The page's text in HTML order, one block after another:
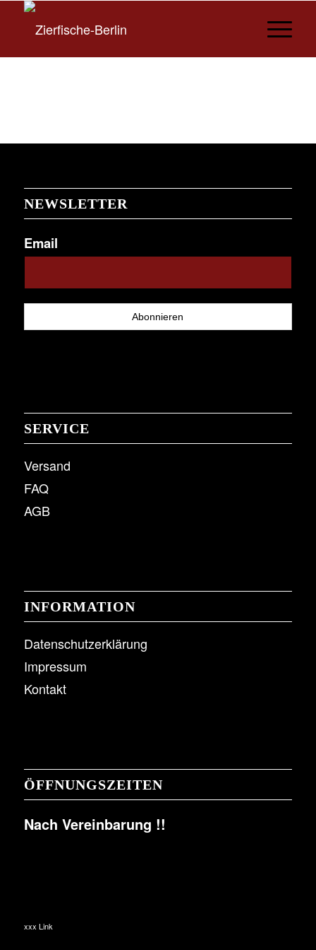
NEWSLETTER
Email
SERVICE
Versand
FAQ
AGB
INFORMATION
Datenschutzerklärung
Impressum
Kontakt
ÖFFNUNGSZEITEN
Nach Vereinbarung !!
xxx Link